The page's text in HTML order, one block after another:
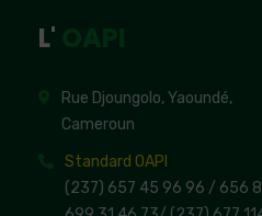
L'
Rue Djoungolo, Yaoundé,
Cameroun
Standard OAPI
(237) 657 45 96 96 / 656